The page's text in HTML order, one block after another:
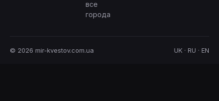
все
города
© 2026 mir-kvestov.com.ua UK · RU · EN